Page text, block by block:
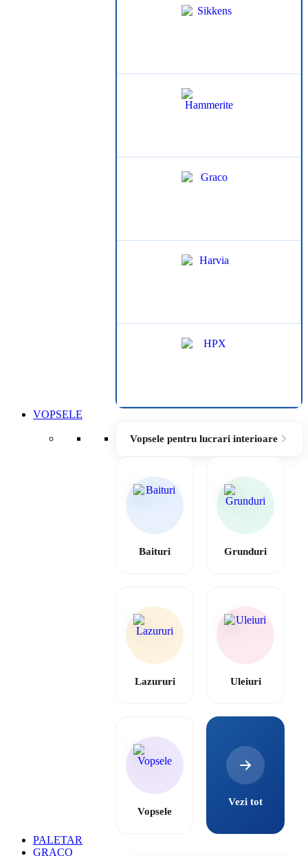
VOPSELE
Vopsele pentru lucrari interioare
Baituri Grunduri
Lazururi Uleiuri
Vopsele
Vezi tot
PALETAR
GRACO